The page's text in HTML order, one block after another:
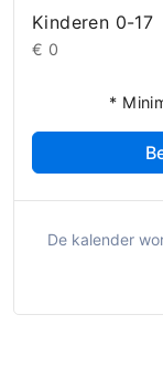
Kinderen 0-17
€ 0
*
De kalender